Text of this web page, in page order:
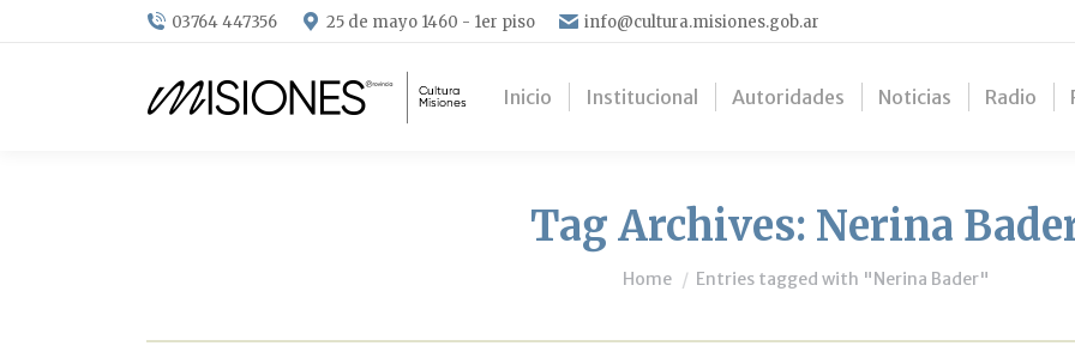
03764 447356 25 de mayo 1460 - 1er piso info@cultura.misiones.gob.ar
Inicio Institucional Autoridades Noticias Radio
Tag Archives: Nerina
You are here:
Home Entries tagged with "Nerina Bader"